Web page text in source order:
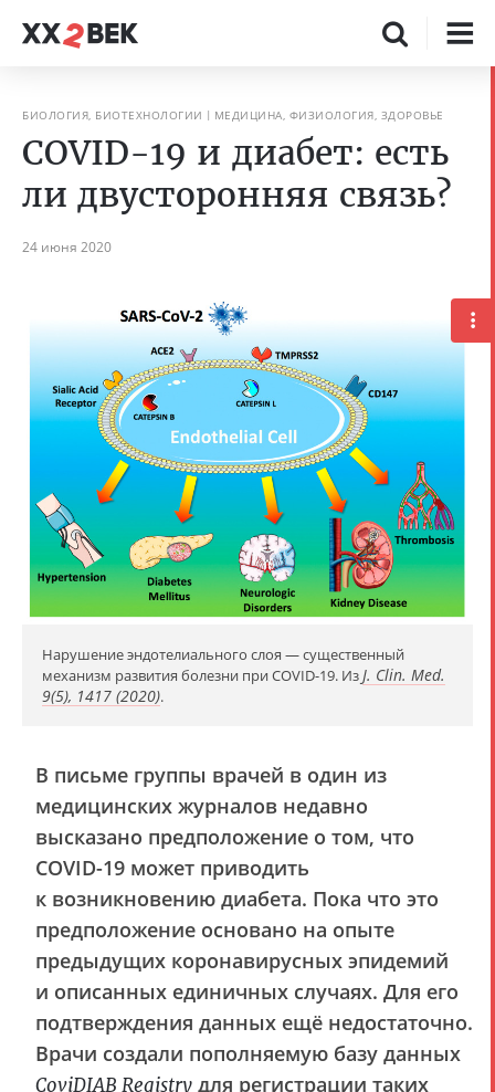
БИОЛОГИЯ, БИОТЕХНОЛОГИИ МЕДИЦИНА, ФИЗИОЛОГИЯ, ЗДОРОВЬЕ
COVID-19 и диабет: есть
ли двусторонняя связь?
24 июня 2020
Нарушение эндотелиального слоя — существенный
механизм развития болезни при COVID-19. ИзJ. Clin. Med.
9(5), 1417 (2020).
В письме группы врачей в один из
медицинских журналов недавно
высказано предположение о том, что
COVID-19 может приводить
к возникновению диабета. Пока что это
предположение основано на опыте
предыдущих коронавирусных эпидемий
и описанных единичных случаях. Для его
подтверждения данных ещё недостаточно.
Врачи создали пополняемую базу данных
CoviDIAB Registry для регистрации таких